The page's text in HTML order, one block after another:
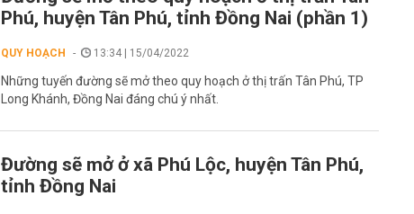
Phú, huyện Tân Phú, tỉnh Đồng Nai (phần 1)
QUY HOẠCH 13:34 | 15/04/2022
Những tuyến đường sẽ mở theo quy hoạch ở thị trấn Tân Phú, TP
Long Khánh, Đồng Nai đáng chú ý nhất.
Đường sẽ mở ở xã Phú Lộc, huyện Tân Phú,
tỉnh Đồng Nai